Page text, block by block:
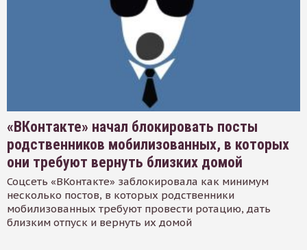
«ВКонтакте» начал блокировать посты
родственников мобилизованных, в которых
они требуют вернуть близких домой
Соцсеть «ВКонтакте» заблокировала как минимум
несколько постов, в которых родственники
мобилизованных требуют провести ротацию, дать
близким отпуск и вернуть их домой